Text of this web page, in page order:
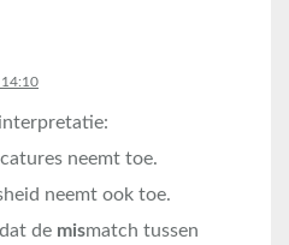
neemt toe.
neemt ook toe.
de mismatch tussen